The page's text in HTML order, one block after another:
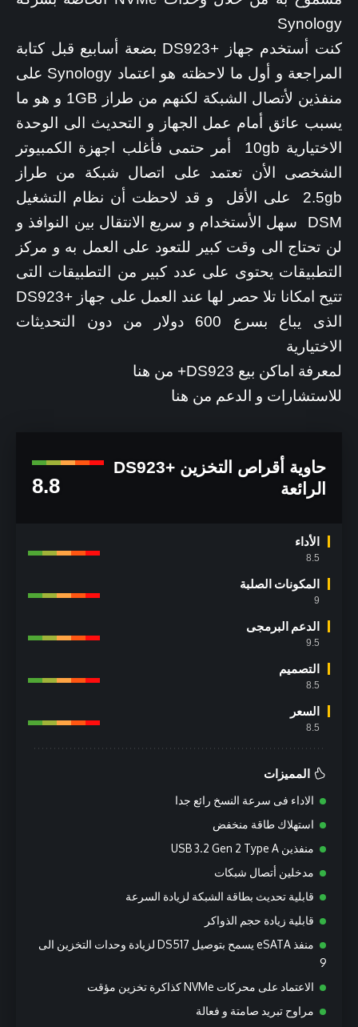
Synology
كنت أستخدم جهاز +DS923 بضعة أسابيع قبل كتابة
المراجعة و أول ما لاحظته هو اعتماد Synology على
منفذين لأتصال الشبكة لكنهم من طراز 1GB و هو ما
يسبب عائق أمام عمل الجهاز و التحديث الى الوحدة
الاختيارية 10gb أمر حتمى فأغلب اجهزة الكمبيوتر
الشخصى الأن تعتمد على اتصال شبكة من طراز
2.5gb على الأقل و قد لاحظت أن نظام التشغيل
DSM سهل الأستخدام و سريع الانتقال بين النوافذ و
لن تحتاج الى وقت كبير للتعود على العمل به و مركز
التطبيقات يحتوى على عدد كبير من التطبيقات التى
تتيح امكانا تلا حصر لها عند العمل على جهاز +DS923
الذى يباع بسرع 600 دولار من دون التحديثات
الاختيارية
لمعرفة اماكن بيع DS923+ من
هنا
للاستشارات و الدعم من هنا
حاوية أقراص التخزين +DS923
الرائعة
8.8
الأداء
8.5
المكونات الصلبة
9
الدعم البرمجى
9.5
التصميم
8.5
السعر
8.5
المميزات
الاداء فى سرعة النسخ رائع جدا
استهلاك طاقة منخفض
منفذين USB 3.2 Gen 2 Type A
مدخلين أتصال شبكات
قابلية تحديث بطاقة الشبكة لزيادة السرعة
قابلية زيادة حجم الذواكر
منفذ eSATA يسمح بتوصيل DS517 لزيادة وحدات التخزين الى
9
الاعتماد على محركات NVMe كذاكرة تخزين مؤقت
مراوح تبريد صامتة و فعالة